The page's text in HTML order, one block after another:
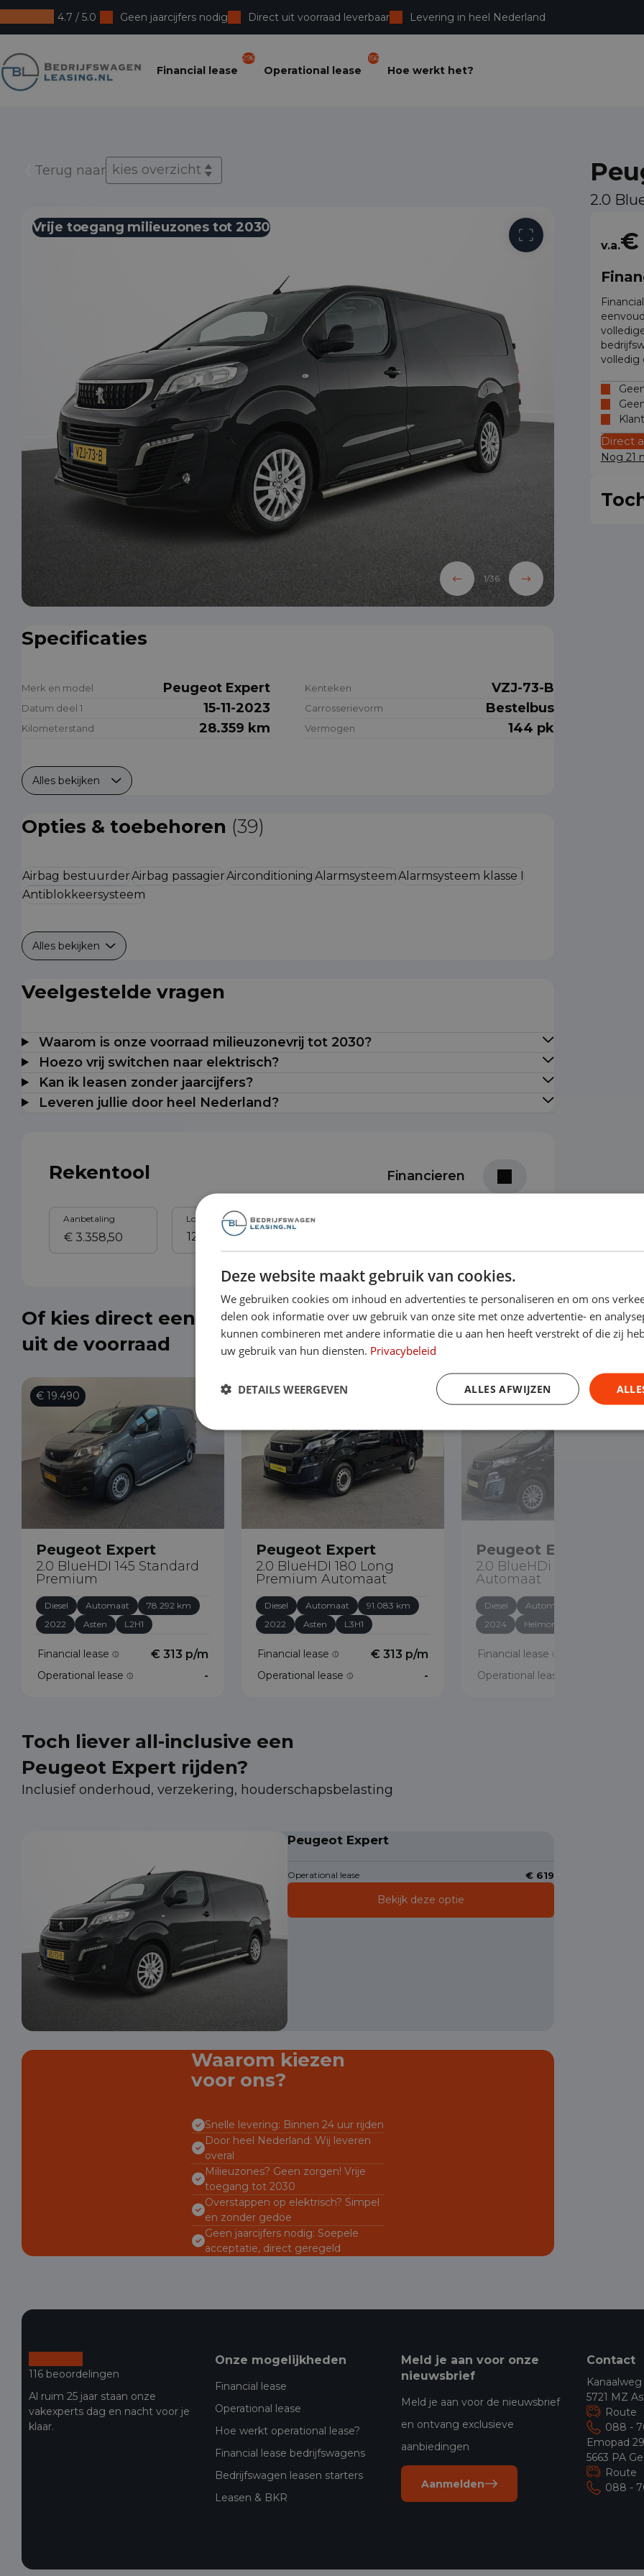
4.7 / 5.0 Geen jaarcijfers nodig Direct uit voorraad leverbaar Levering in heel Nederland
Bedrijfswagenleasing
Financial lease
296
Operational lease
156
Hoe werkt het?
Terug naar kies overzicht
Vrije toegang milieuzones tot 2030
1/36
Specificaties
Merk en model Peugeot Expert Kenteken VZJ-73-B
Datum deel 1 15-11-2023 Carrosserievorm Bestelbus
Kilometerstand 28.359 km Vermogen 144 pk
Alles bekijken
Opties & toebehoren (39)
Airbag bestuurderAirbag passagierAirconditioning AlarmsysteemAlarmsysteem klasse I
Antiblokkeersysteem
Alles bekijken
Veelgestelde vragen
Waarom is onze voorraad milieuzonevrij tot 2030?
Hoezo vrij switchen naar elektrisch?
Kan ik leasen zonder jaarcijfers?
Leveren jullie door heel Nederland?
Rekentool Financieren
Aanbetaling Looptijd Slottermijn
Of kies direct een Peugeot Expert
uit de voorraad
€ 19.490
Peugeot Expert
2.0 BlueHDI 145 Standard
Premium
Diesel Automaat
78.292 km
2022
Asten L2H1
Financial lease € 313 p/m
Operational lease -
€ 19.490
Peugeot Expert
2.0 BlueHDI 180 Long
Premium Automaat
Diesel Automaat
91.083 km
2022
Asten L3H1
Financial lease € 313 p/m
Operational lease -
€ 23.890
Peugeot Expert
2.0 BlueHDi 145PK L3
Automaat
Diesel Automaat
2024
Helmond
Financial lease
Operational lease
Toch liever all-inclusive een
Peugeot Expert rijden?
Inclusief onderhoud, verzekering, houderschapsbelasting
Peugeot Expert
Operational lease € 619
Bekijk deze optie
Waarom kiezen
voor ons?
Snelle levering: Binnen 24 uur rijden
Door heel Nederland: Wij leveren
overal
Milieuzones? Geen zorgen! Vrije
toegang tot 2030
Overstappen op elektrisch? Simpel
en zonder gedoe
Geen jaarcijfers nodig: Soepele
acceptatie, direct geregeld
2.0
v.a.€
volledig
Direct
Nog 21
116 beoordelingen
Al ruim 25 jaar staan onze
vakexperts dag en nacht voor je
klaar.
Onze mogelijkheden
Financial lease
Operational lease
Hoe werkt operational lease?
Financial lease bedrijfswagens
Bedrijfswagen leasen starters
Leasen & BKR
Meld je aan voor onze
nieuwsbrief
Meld je aan voor de nieuwsbrief
en ontvang exclusieve
aanbiedingen
Aanmelden
Contact
5721 MZ
Route
088 -
Emopad
5663 PA
Route
088 -
Deze website maakt gebruik van cookies.
We gebruiken cookies om inhoud en advertenties te personaliseren en om ons
delen ook informatie over uw gebruik van onze site met onze advertentie- en
kunnen combineren met andere informatie die u aan hen heeft verstrekt of die zij
uw gebruik van hun diensten. Privacybeleid
ALLES AFWIJZEN
DETAILS WEERGEVEN